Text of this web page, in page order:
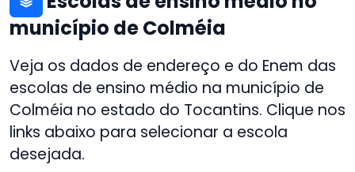
município de Colméia
Veja os dados de endereço e do Enem das
escolas de ensino médio na município de
Colméia no estado do Tocantins. Clique nos
links abaixo para selecionar a escola
desejada.